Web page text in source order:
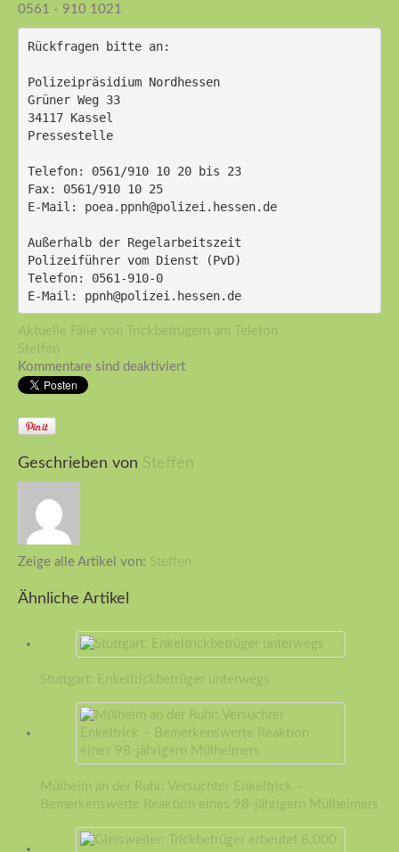
0561 - 910 1021
Rückfragen bitte an:
Polizeipräsidium Nordhessen
Grüner Weg 33
34117 Kassel
Pressestelle
Telefon: 0561/910 10 20 bis 23
Fax: 0561/910 10 25
E-Mail: poea.ppnh@polizei.hessen.de
Außerhalb der Regelarbeitszeit
Polizeiführer vom Dienst (PvD)
Telefon: 0561-910-0
E-Mail: ppnh@polizei.hessen.de
Aktuelle Fälle von Trickbetrügern am Telefon
Steffen
Kommentare sind deaktiviert
Geschrieben von Steffen
Zeige alle Artikel von: Steffen
Ähnliche Artikel
Stuttgart: Enkeltrickbetrüger unterwegs
Mülheim an der Ruhr: Versuchter Enkeltrick –
Bemerkenswerte Reaktion eines 98-jährigern Mülheimers